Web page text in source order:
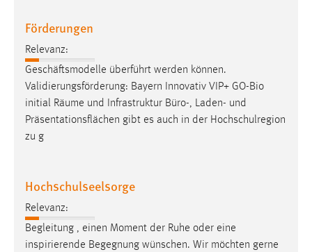
Förderungen
Relevanz:
Geschäftsmodelle überführt werden können.
Validierungsförderung: Bayern Innovativ VIP+ GO-Bio
initial Räume und Infrastruktur Büro-, Laden- und
Präsentationsflächen gibt es auch in der Hochschulregion
zu g
Hochschulseelsorge
Relevanz:
Begleitung , einen Moment der Ruhe oder eine
inspirierende Begegnung wünschen. Wir möchten gerne